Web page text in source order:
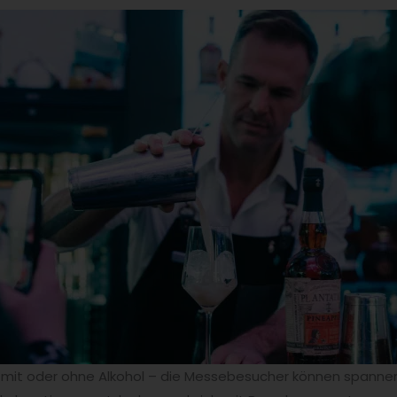
oder ohne Alkohol – die Messebesucher können